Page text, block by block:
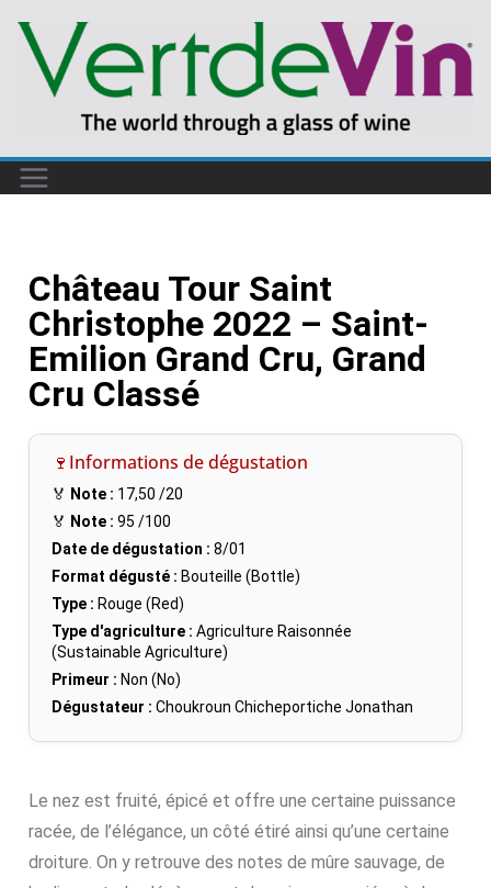
Château Tour Saint
Christophe 2022 – Saint-
Emilion Grand Cru, Grand
Cru Classé
🍷Informations de dégustation
🏅 Note : 17,50 /20
🏅 Note : 95 /100
Date de dégustation : 8/01
Format dégusté : Bouteille (Bottle)
Type : Rouge (Red)
Type d'agriculture : Agriculture Raisonnée
(Sustainable Agriculture)
Primeur : Non (No)
Dégustateur : Choukroun Chicheportiche Jonathan
Le nez est fruité, épicé et offre une certaine puissance
racée, de l’élégance, un côté étiré ainsi qu’une certaine
droiture. On y retrouve des notes de mûre sauvage, de